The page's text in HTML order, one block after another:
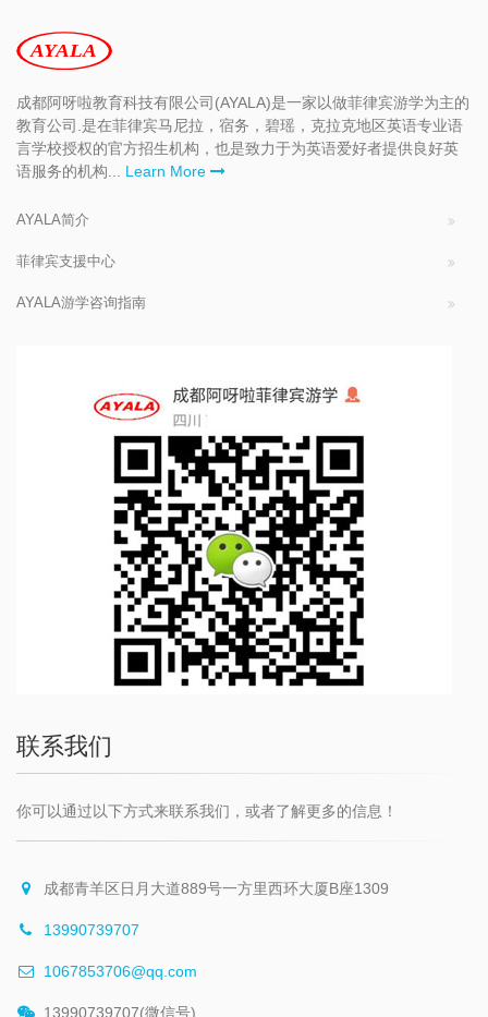
成都阿呀啦教育科技有限公司(AYALA)是一家以做菲律宾游学为主的
教育公司.是在菲律宾马尼拉，宿务，碧瑶，克拉克地区英语专业语
言学校授权的官方招生机构，也是致力于为英语爱好者提供良好英
语服务的机构... Learn More
AYALA简介
菲律宾支援中心
AYALA游学咨询指南
联系我们
你可以通过以下方式来联系我们，或者了解更多的信息！
成都青羊区日月大道889号一方里西环大厦B座1309
13990739707
1067853706@qq.com
13990739707(微信号)